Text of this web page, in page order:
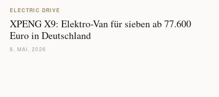
ELECTRIC DRIVE
XPENG X9: Elektro-Van für sieben ab 77.600
Euro in Deutschland
8. MAI. 2026